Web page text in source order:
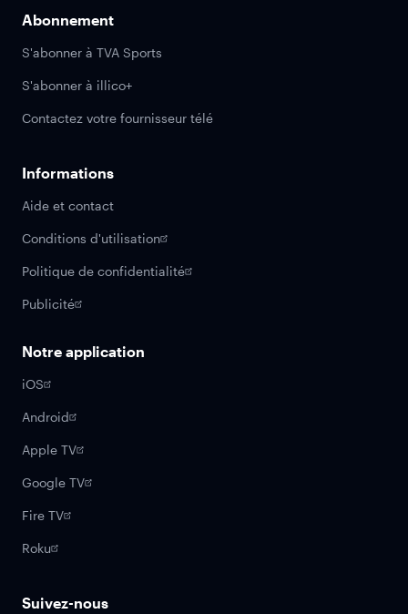
Abonnement
S'abonner à TVA Sports
S'abonner à illico+
Contactez votre fournisseur télé
Informations
Aide et contact
Conditions d'utilisation
Politique de confidentialité
Publicité
Notre application
iOS
Android
Apple TV
Google TV
Fire TV
Roku
Suivez-nous